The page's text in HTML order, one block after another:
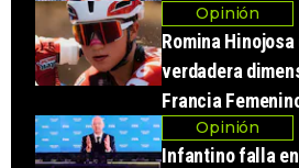
Opinión
Romina
verdadera
Francia
Opinión
Infantino falla